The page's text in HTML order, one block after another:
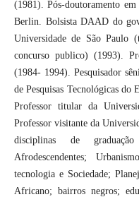
(1981). Pós-doutoramento
Berlin. Bolsista DAAD do
Universidade de São Paulo
concurso publico) (1993).
(1984- 1994). Pesquisador
de Pesquisas Tecnológicas do
Professor titular da
Professor visitante da
disciplinas de
Afrodescendentes;
tecnologia e Sociedade;
Africano; bairros negros;